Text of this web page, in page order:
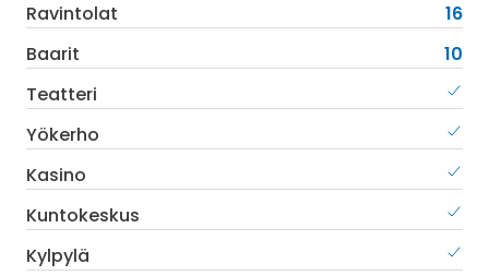
Ravintolat
16
Baarit
10
Teatteri
Yökerho
Kasino
Kuntokeskus
Kylpylä